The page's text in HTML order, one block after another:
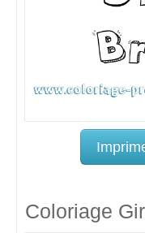
Coloriage